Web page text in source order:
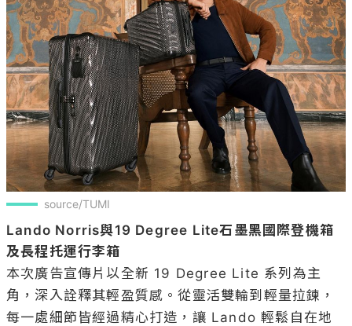
source/TUMI
Lando Norris與19 Degree Lite石墨黑國際登機箱
及長程托運行李箱
本次廣告宣傳片以全新 19 Degree Lite 系列為主
角，深入詮釋其輕盈質感。從靈活雙輪到輕量拉鍊，
每一處細節皆經過精心打造，讓 Lando 輕鬆自在地